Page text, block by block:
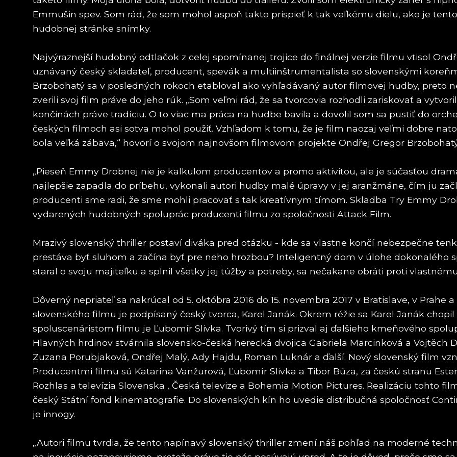
Emmušin spev. Som rád, že som mohol aspoň takto prispieť k tak veľkému dielu, ako je
hudobnej stránke snímky.
Najvýraznejší hudobný odtlačok z celej spomínanej trojice do finálnej verzie filmu vtisol
uznávaný český skladateľ, producent, spevák a multiinštrumentalista so slovenskými
Brzobohatý sa v posledných rokoch etabloval ako vyhľadávaný autor filmovej hudby, preto
zverili svoj film práve do jeho rúk. „Som veľmi rád, že sa tvorcovia rozhodli zariskovať a
končinách práve tradíciu. O to viac ma práca na hudbe bavila a dovolil som sa pustiť do
českých filmoch asi sotva mohol použiť. Vzhľadom k tomu, že je film naozaj veľmi dobre
bola veľká zábava,“ hovorí o svojom najnovšom filmovom projekte Ondřej Gregor
„Pieseň Emmy Drobnej nie je kalkulom producentov a promo aktivitou, ale je súčasťou
najlepšie zapadla do príbehu, vykonali autori hudby malé úpravy v jej aranžmáne, čím ju
producenti sme radi, že sme mohli pracovať s tak kreatívnym tímom. Skladba Try Emmy
vydarených hudobných spoluprác producenti filmu zo spoločnosti Attack Film.
Mrazivý slovenský thriller postaví diváka pred otázku - kde sa vlastne končí nebezpečne
prestáva byť sluhom a začína byť pre neho hrozbou? Inteligentný dom v úlohe dokonalého
staral o svoju majiteľku a splnil všetky jej túžby a potreby, sa nečakane obráti proti
Dôverný nepriateľ sa nakrúcal od 5. októbra 2016 do 15. novembra 2017 v Bratislave, v Prahe
slovenského filmu je podpísaný český tvorca, Karel Janák. Okrem réžie sa Karel Janák
spoluscenáristom filmu je Ľubomír Slivka. Tvorivý tím si prizval aj ďalšieho kmeňového
Hlavných hrdinov stvárnila slovensko-česká herecká dvojica Gabriela Marcinková a Vojtěch
Zuzana Porubjaková, Ondřej Malý, Ady Hajdu, Roman Luknár a ďalší. Nový slovenský film
Producentmi filmu sú Katarína Vanžurová, Ľubomír Slivka a Tibor Búza, za českú stranu
Rozhlas a televízia Slovenska , Česká televize a Bohemia Motion Pictures. Realizáciu tohto
český Státní fond kinematografie. Do slovenských kín ho uvedie distribučná spoločnosť
je innogy.
„Autori filmu tvrdia, že tento napínavý slovenský thriller zmení náš pohľad na moderné